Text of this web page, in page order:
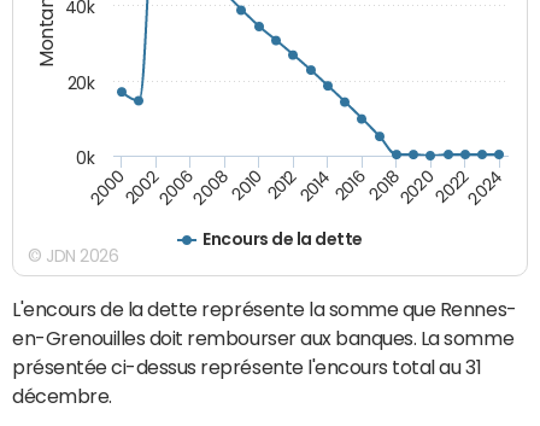
Encours de la dette
20002002200620082010 2012201420162018202020222024
0k
20k
40k
© JDN 2026
L'encours de la dette représente la somme que Rennes-
en-Grenouilles doit rembourser aux banques. La somme
présentée ci-dessus représente l'encours total au 31
décembre.